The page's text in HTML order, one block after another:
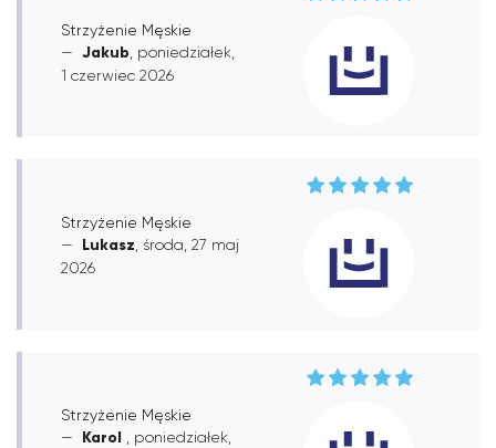
Strzyżenie Męskie
Jakub , poniedziałek,
1 czerwiec 2026
Strzyżenie Męskie
Lukasz , środa, 27 maj
2026
Strzyżenie Męskie
Karol
, poniedziałek,